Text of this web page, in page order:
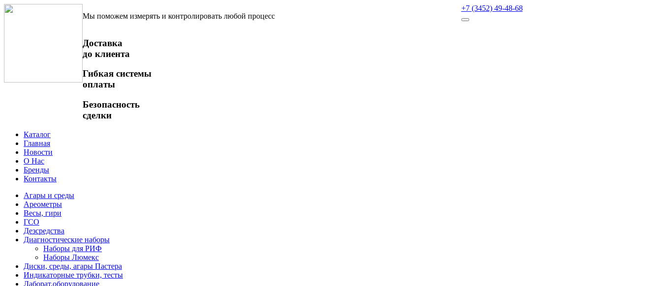
Мы поможем измерять и контролировать любой процесс
+7 (3452) 49-48-68
Доставка
до клиента
Гибкая системы
оплаты
Безопасность
сделки
Каталог
Главная
Новости
О Нас
Бренды
Контакты
Агары и среды
Ареометры
Весы, гири
ГСО
Дезсредства
Диагностические наборы
Наборы для РИФ
Наборы Люмекс
Диски, среды, агары Пастера
Индикаторные трубки, тесты
Лаборат.оборудование